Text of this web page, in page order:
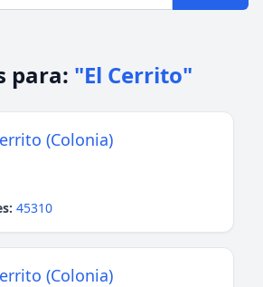
para: "El Cerrito"
(Colonia)
45310
(Colonia)